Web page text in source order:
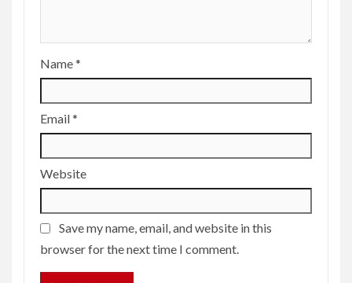
Name*
Email*
Website
Save my name, email, and website in this
browser for the next time I comment.